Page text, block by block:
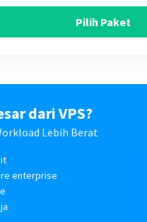
Pilih Paket
dari VPS?
Lebih Berat
enterprise